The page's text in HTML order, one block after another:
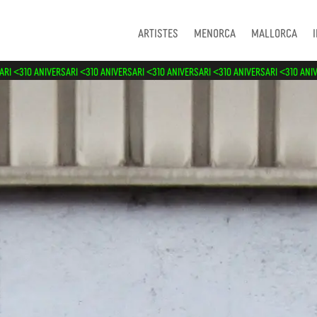
Artistes Menorca Mallorca
<310 ANIVERSARI <310 ANIVERSARI <310 ANIVERSARI <310 ANIVERSARI <310